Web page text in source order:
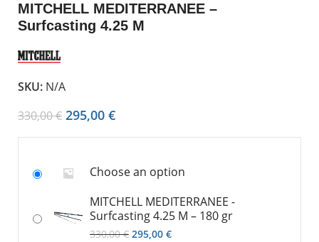
MITCHELL MEDITERRANEE –
Surfcasting 4.25 M
SKU: N/A
330,00€ 295,00 €
Choose an option
MITCHELL MEDITERRANEE -
Surfcasting 4.25 M – 180 gr
330,00€ 295,00 €